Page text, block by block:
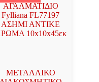
ΜΕΤΑΛΛΙΚΟ